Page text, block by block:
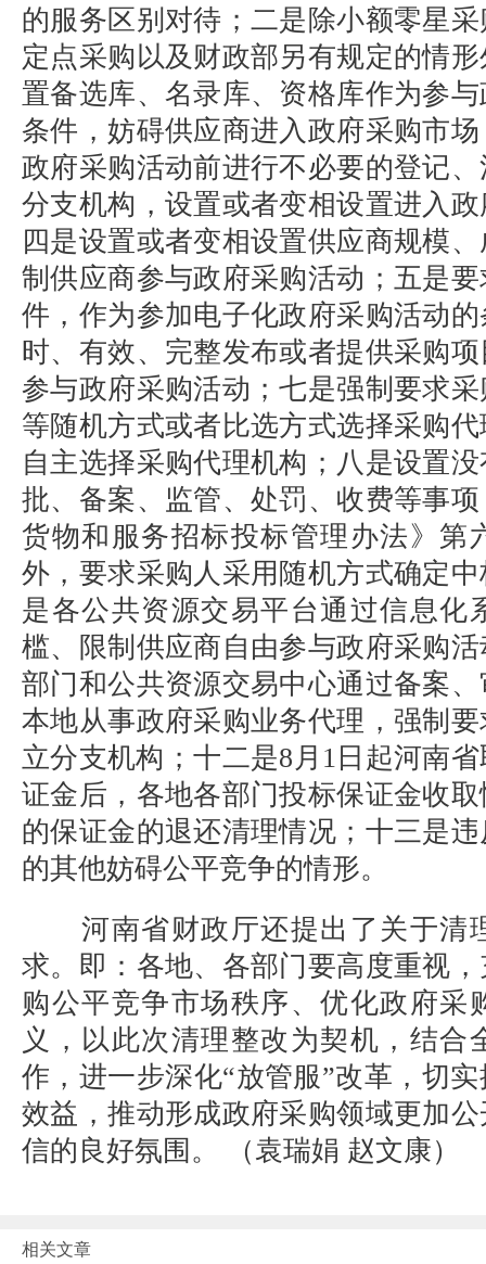
的服务区别对待；二是除小额零星
定点采购以及财政部另有规定的情
置备选库、名录库、资格库作为参
条件，妨碍供应商进入政府采购市
政府采购活动前进行不必要的登记
分支机构，设置或者变相设置进入
四是设置或者变相设置供应商规模
制供应商参与政府采购活动；五是
件，作为参加电子化政府采购活动
时、有效、完整发布或者提供采购
参与政府采购活动；七是强制要求
等随机方式或者比选方式选择采购
自主选择采购代理机构；八是设置
批、备案、监管、处罚、收费等事
货物和服务招标投标管理办法》第
外，要求采购人采用随机方式确定
是各公共资源交易平台通过信息化
槛、限制供应商自由参与政府采购
部门和公共资源交易中心通过备案
本地从事政府采购业务代理，强制
立分支机构；十二是8 月 1 日起河南
证金后，各地各部门投标保证金收
的保证金的退还清理情况；十三是
的其他妨碍公平竞争的情形。
河南省财政厅还提出了关于清
求。即：各地、各部门要高度重视
购公平竞争市场秩序、优化政府采
义，以此次清理整改为契机，结合
作，进一步深化“放管服”改革，切
效益，推动形成政府采购领域更加
信的良好氛围。
（袁瑞娟 赵文康）
相关文章